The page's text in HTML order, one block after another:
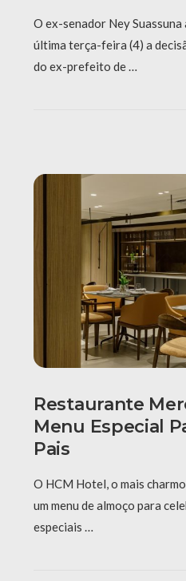
O ex-senador Ney
última terça-feira (4) a
do ex-prefeito de …
Restaurante
Menu Especial
Pais
O HCM Hotel, o mais
um menu de almoço para
especiais …